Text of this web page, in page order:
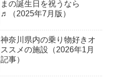
まの誕生日を祝うなら
♬（2025年7月版）
神奈川県内の乗り物好きオ
ススメの施設（2026年1月
記事）